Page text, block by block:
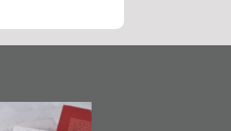
تصنيف موضوعي